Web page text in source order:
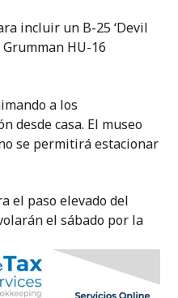
incluir un B-25 ‘Devil
HU-16
a los
desde casa. El museo
se permitirá estacionar
el paso elevado del
el sábado por la